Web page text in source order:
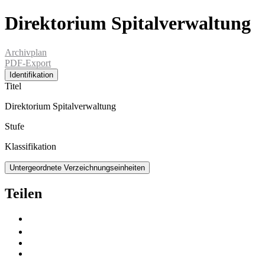
Direktorium Spitalverwaltung
Archivplan
PDF-Export
Identifikation
Titel
Direktorium Spitalverwaltung
Stufe
Klassifikation
Untergeordnete Verzeichnungseinheiten
Teilen